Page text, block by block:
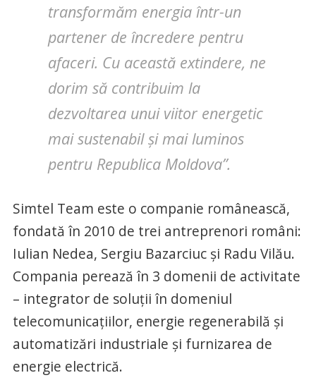
transformăm energia într-un
partener de încredere pentru
afaceri. Cu această extindere, ne
dorim să contribuim la
dezvoltarea unui viitor energetic
mai sustenabil și mai luminos
pentru Republica Moldova”.
Simtel Team este o companie românească,
fondată în 2010 de trei antreprenori români:
Iulian Nedea, Sergiu Bazarciuc și Radu Vilău.
Compania perează în 3 domenii de activitate
– integrator de soluții în domeniul
telecomunicațiilor, energie regenerabilă și
automatizări industriale și furnizarea de
energie electrică.